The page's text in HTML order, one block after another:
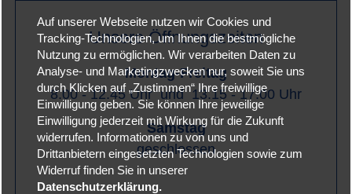
Unsere Öffnungszeiten
Montag-Freitag
8.00 - 12.45 Uhr und 13.15 - 17.00 Uhr
Samstag
geschlossen
Auf unserer Webseite nutzen wir Cookies und
Tracking-Technologien, um Ihnen die bestmögliche
Nutzung zu ermöglichen. Wir verarbeiten Daten zu
Analyse- und Marketingzwecken nur, soweit Sie uns
durch Klicken auf „Zustimmen“ Ihre freiwillige
Einwilligung geben. Sie können Ihre jeweilige
Einwilligung jederzeit mit Wirkung für die Zukunft
widerrufen. Informationen zu von uns und
Drittanbietern eingesetzten Technologien sowie zum
Widerruf finden Sie in unserer
Datenschutzerklärung.